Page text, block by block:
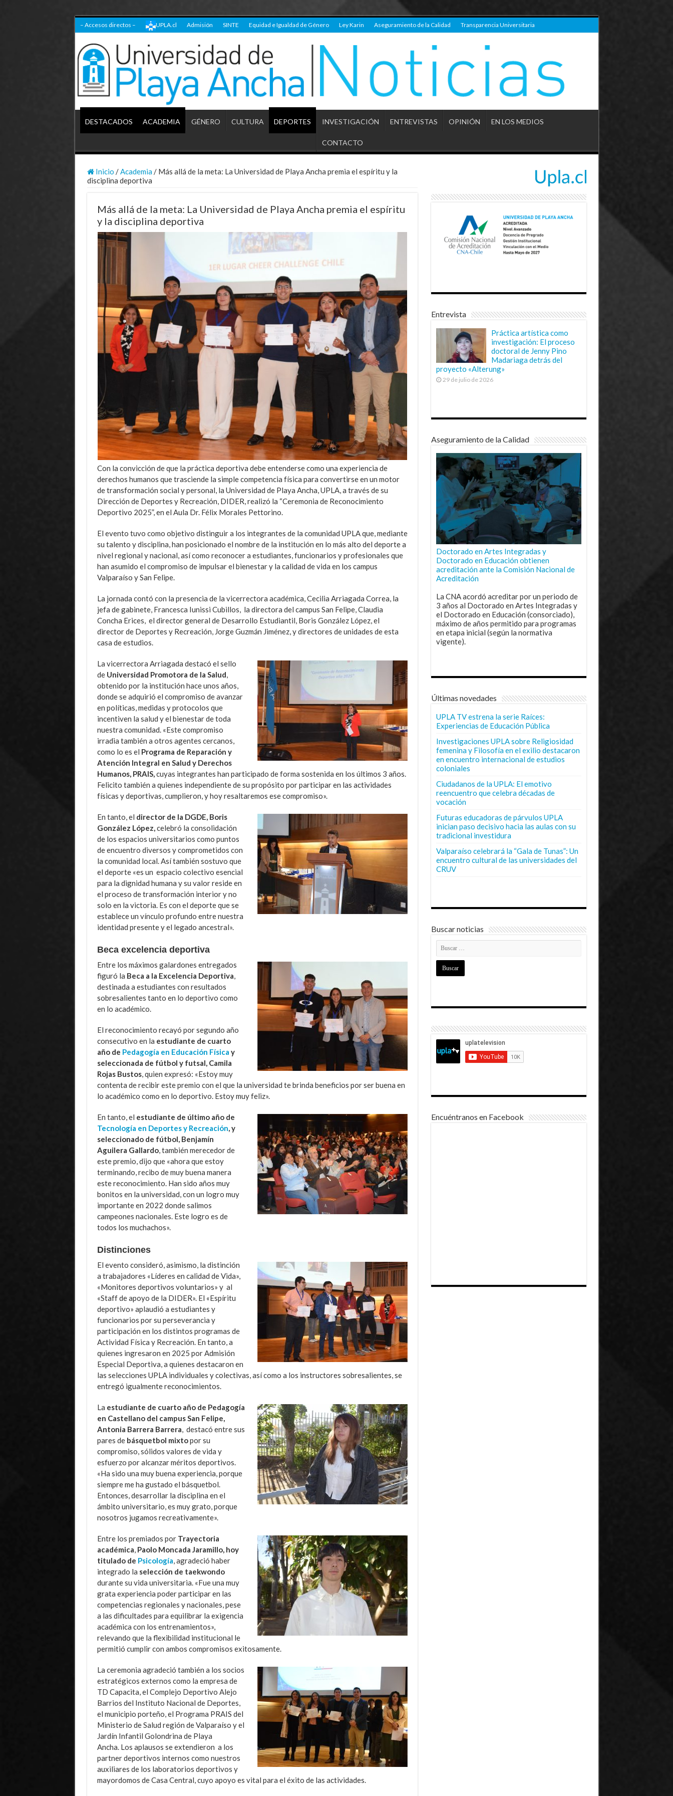
– Accesos directos – UPLA.cl Admisión SINTE Equidad e Igualdad de Género Ley Karin Aseguramiento de la Calidad Transparencia Universitaria
DESTACADOS ACADEMIA GÉNERO CULTURA DEPORTES INVESTIGACIÓN ENTREVISTAS OPINIÓN EN LOS MEDIOS
CONTACTO
Inicio / Academia / Más allá de la meta: La Universidad de Playa Ancha premia el espíritu y la
disciplina deportiva
Más allá de la meta: La Universidad de Playa Ancha premia el espíritu
y la disciplina deportiva
Con la convicción de que la práctica deportiva debe entenderse como una experiencia de
derechos humanos que trasciende la simple competencia física para convertirse en un motor
de transformación social y personal, la Universidad de Playa Ancha, UPLA, a través de su
Dirección de Deportes y Recreación, DIDER, realizó la “Ceremonia de Reconocimiento
Deportivo 2025”, en el Aula Dr. Félix Morales Pettorino.
El evento tuvo como objetivo distinguir a los integrantes de la comunidad UPLA que, mediante
su talento y disciplina, han posicionado el nombre de la institución en lo más alto del deporte a
nivel regional y nacional, así como reconocer a estudiantes, funcionarios y profesionales que
han asumido el compromiso de impulsar el bienestar y la calidad de vida en los campus
Valparaíso y San Felipe.
La jornada contó con la presencia de la vicerrectora académica, Cecilia Arriagada Correa, la
jefa de gabinete, Francesca Iunissi Cubillos, la directora del campus San Felipe, Claudia
Concha Erices, el director general de Desarrollo Estudiantil, Boris González López, el
director de Deportes y Recreación, Jorge Guzmán Jiménez, y directores de unidades de esta
casa de estudios.
La vicerrectora Arriagada destacó el sello
de Universidad Promotora de la Salud,
obtenido por la institución hace unos años,
donde se adquirió el compromiso de avanzar
en políticas, medidas y protocolos que
incentiven la salud y el bienestar de toda
nuestra comunidad. «Este compromiso
irradia también a otros agentes cercanos,
como lo es el Programa de Reparación y
Atención Integral en Salud y Derechos
Humanos, PRAIS,cuyas integrantes han participado de forma sostenida en los últimos 3 años.
Felicito también a quienes independiente de su propósito por participar en las actividades
físicas y deportivas, cumplieron, y hoy resaltaremos ese compromiso».
En tanto, el director de la DGDE, Boris
González López,celebró la consolidación
de los espacios universitarios como puntos
de encuentro diversos y comprometidos con
la comunidad local. Así también sostuvo que
el deporte «es un espacio colectivo esencial
para la dignidad humana y su valor reside en
el proceso de transformación interior y no
solo en la victoria. Es con el deporte que se
establece un vínculo profundo entre nuestra
identidad presente y el legado ancestral».
Beca excelencia deportiva
Entre los máximos galardones entregados
figuró la Beca a la Excelencia Deportiva,
destinada a estudiantes con resultados
sobresalientes tanto en lo deportivo como
en lo académico.
El reconocimiento recayó por segundo año
consecutivo en la estudiante de cuarto
año de Pedagogía en Educación Física y
seleccionada de fútbol y futsal, Camila
Rojas Bustos, quien expresó: «Estoy muy
contenta de recibir este premio con el que la universidad te brinda beneficios por ser buena en
lo académico como en lo deportivo. Estoy muy feliz».
En tanto, el estudiante de último año de
Tecnología en Deportes y Recreación, y
seleccionado de fútbol, Benjamín
Aguilera Gallardo, también merecedor de
este premio, dijo que «ahora que estoy
terminando, recibo de muy buena manera
este reconocimiento. Han sido años muy
bonitos en la universidad, con un logro muy
importante en 2022 donde salimos
campeones nacionales. Este logro es de
todos los muchachos».
Distinciones
El evento consideró, asimismo, la distinción
a trabajadores «Líderes en calidad de Vida»,
«Monitores deportivos voluntarios» y al
«Staff de apoyo de la DIDER». El «Espíritu
deportivo» aplaudió a estudiantes y
funcionarios por su perseverancia y
participación en los distintos programas de
Actividad Física y Recreación. En tanto, a
quienes ingresaron en 2025 por Admisión
Especial Deportiva, a quienes destacaron en
las selecciones UPLA individuales y colectivas, así como a los instructores sobresalientes, se
entregó igualmente reconocimientos.
La estudiante de cuarto año de Pedagogía
en Castellano del campus San Felipe,
Antonia Barrera Barrera, destacó entre sus
pares de básquetbol mixtopor su
compromiso, sólidos valores de vida y
esfuerzo por alcanzar méritos deportivos.
«Ha sido una muy buena experiencia, porque
siempre me ha gustado el básquetbol.
Entonces, desarrollar la disciplina en el
ámbito universitario, es muy grato, porque
nosotros jugamos recreativamente».
Entre los premiados por Trayectoria
académica, Paolo Moncada Jaramillo, hoy
titulado de Psicología, agradeció haber
integrado la selección de taekwondo
durante su vida universitaria. «Fue una muy
grata experiencia poder participar en las
competencias regionales y nacionales, pese
a las dificultades para equilibrar la exigencia
académica con los entrenamientos»,
relevando que la flexibilidad institucional le
permitió cumplir con ambos compromisos exitosamente.
La ceremonia agradeció también a los socios
estratégicos externos como la empresa de
TD Capacita, el Complejo Deportivo Alejo
Barrios del Instituto Nacional de Deportes,
el municipio porteño, el Programa PRAIS del
Ministerio de Salud región de Valparaíso y el
Jardín Infantil Golondrina de Playa
Ancha. Los aplausos se extendieron a los
partner deportivos internos como nuestros
auxiliares de los laboratorios deportivos y
mayordomos de Casa Central, cuyo apoyo es vital para el éxito de las actividades.
Entrevista
Práctica artística como
investigación: El proceso
doctoral de Jenny Pino
Madariaga detrás del
proyecto «Alterung»
29 de julio de 2026
Aseguramiento de la Calidad
Doctorado en Artes Integradas y
Doctorado en Educación obtienen
acreditación ante la Comisión Nacional de
Acreditación
La CNA acordó acreditar por un periodo de
3 años al Doctorado en Artes Integradas y
el Doctorado en Educación (consorciado),
máximo de años permitido para programas
en etapa inicial (según la normativa
vigente).
Últimas novedades
UPLA TV estrena la serie Raíces:
Experiencias de Educación Pública
Investigaciones UPLA sobre Religiosidad
femenina y Filosofía en el exilio destacaron
en encuentro internacional de estudios
coloniales
Ciudadanos de la UPLA: El emotivo
reencuentro que celebra décadas de
vocación
Futuras educadoras de párvulos UPLA
inician paso decisivo hacia las aulas con su
tradicional investidura
Valparaíso celebrará la “Gala de Tunas”: Un
encuentro cultural de las universidades del
CRUV
Buscar noticias
Encuéntranos en Facebook